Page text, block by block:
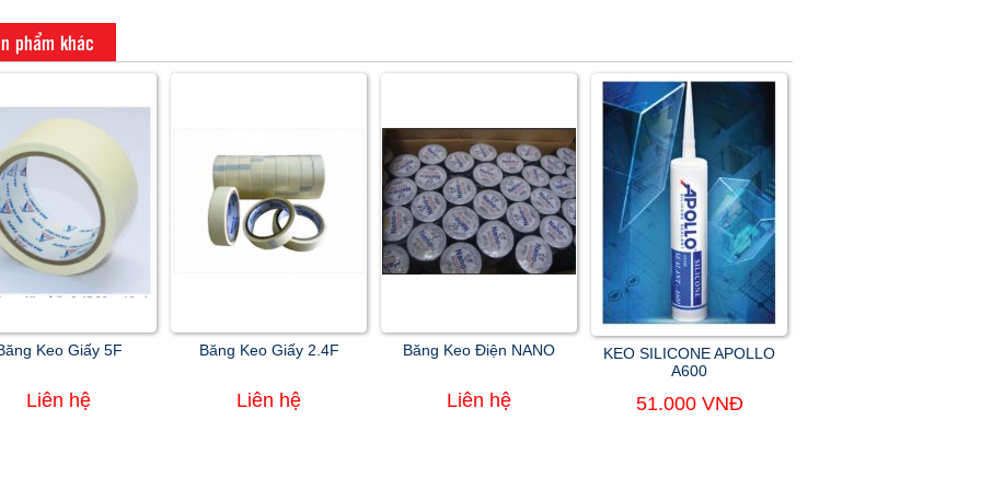
phẩm khác
Keo Giấy 5F
Liên hệ
Băng Keo Giấy 2.4F
Liên hệ
Băng Keo Điện NANO
Liên hệ
KEO SILICONE APOLLO
A600
51.000 VNĐ